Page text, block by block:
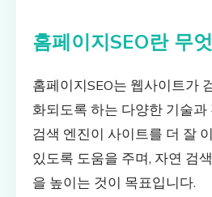
홈페이지SEO란 무
홈페이지SEO는 웹사이트가
화되도록 하는 다양한 기술
검색 엔진이 사이트를 더 잘
있도록 도움을 주며, 자연 검
을 높이는 것이 목표입니다.